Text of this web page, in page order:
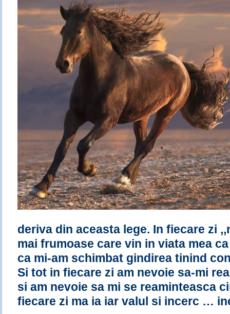
deriva din aceasta lege. In fiecare zi
mai frumoase care vin in viata mea
ca mi-am schimbat gindirea tinind
Si tot in fiecare zi am nevoie sa-mi
si am nevoie sa mi se reaminteasca
fiecare zi ma ia iar valul si incerc …